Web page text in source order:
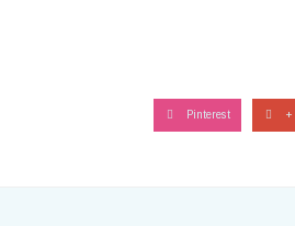
Pinterest